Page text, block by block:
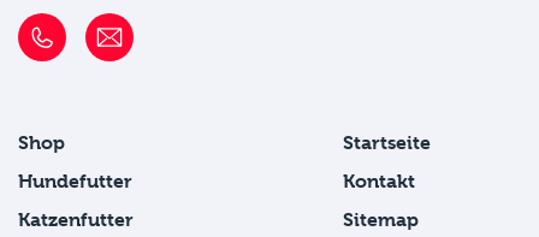
Shop
Hundefutter
Katzenfutter
Startseite
Kontakt
Sitemap